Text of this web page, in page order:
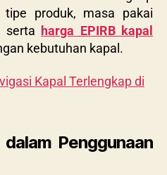
tipe produk, masa pakai
serta harga EPIRB kapal
kebutuhan kapal.
Kapal Terlengkap di
Penggunaan